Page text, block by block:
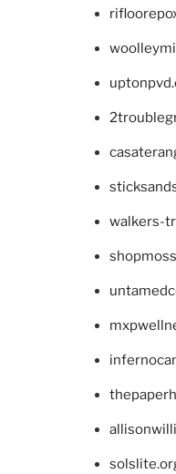
walkers-